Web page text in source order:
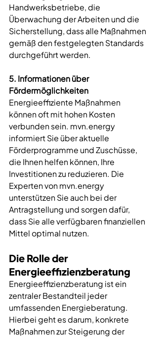
Handwerksbetriebe, die
Überwachung der Arbeiten und die
Sicherstellung, dass alle Maßnahmen
gemäß den festgelegten Standards
durchgeführt werden.
5. Informationen über
Fördermöglichkeiten
Energieeffiziente Maßnahmen
können oft mit hohen Kosten
verbunden sein. mvn.energy
informiert Sie über aktuelle
Förderprogramme und Zuschüsse,
die Ihnen helfen können, Ihre
Investitionen zu reduzieren. Die
Experten von mvn.energy
unterstützen Sie auch bei der
Antragstellung und sorgen dafür,
dass Sie alle verfügbaren finanziellen
Mittel optimal nutzen.
Die Rolle der
Energieeffizienzberatung
Energieeffizienzberatung ist ein
zentraler Bestandteil jeder
umfassenden Energieberatung.
Hierbei geht es darum, konkrete
Maßnahmen zur Steigerung der